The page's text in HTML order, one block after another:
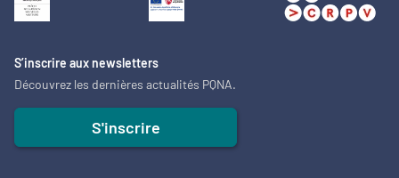
S’inscrire aux newsletters
Découvrez les dernières actualités PQNA.
S'inscrire